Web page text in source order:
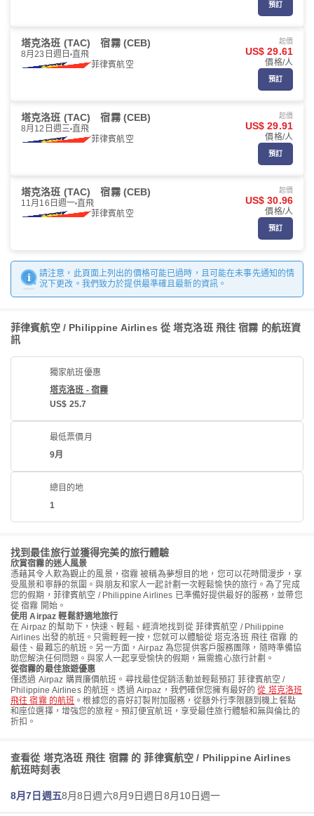
預訂
塔克洛班 (TAC) 宿霧 (CEB)
8月23日週日 直飛
菲律賓航空
起價
US$ 29.61
價格/人
預訂
塔克洛班 (TAC) 宿霧 (CEB)
8月12日週三 直飛
菲律賓航空
起價
US$ 29.91
價格/人
預訂
塔克洛班 (TAC) 宿霧 (CEB)
11月16日週一 直飛
菲律賓航空
起價
US$ 30.96
價格/人
預訂
請注意，此頁面上列出的價格可能已過時，且可能在未事先通知的情
況下更改。我們致力於提供最準確且最新的資訊。
菲律賓航空 / Philippine Airlines 從 塔克洛班 飛往 宿霧 的航班資
訊
獨家航班優惠
塔克洛班 - 宿霧
US$ 25.7
最低票價月
9月
總目的地
1
找到最佳旅行並獲得完美的旅行體驗
欣賞宿霧的迷人風景
憑藉其令人歎為觀止的風景，宿霧 被稱為夢想目的地，您可以花時間漫步，享
受風景和寧靜的氛圍。與朋友和家人一起計劃一次輕鬆愉快的旅行。為了完成
您的假期，菲律賓航空 / Philippine Airlines 已準備好提供最好的服務，並帶您
從 宿霧 開始。
使用 Airpaz 輕鬆舒適地旅行
在 Airpaz 的幫助下，快速、輕鬆、經濟地找到從 菲律賓航空 / Philippine
Airlines 出發的航班。只需輕輕一按，您就可以體驗從 塔克洛班 飛往 宿霧 的
最佳、最難忘的航班。另一方面，Airpaz 為您提供客戶服務團隊，隨時準備協
助您解決任何問題。與家人一起享受愉快的假期，無需擔心旅行計劃。
從宿霧的最佳旅遊優惠
僅透過 Airpaz 購買廉價航班。尋找最佳促銷活動並輕鬆預訂 菲律賓航空 /
Philippine Airlines 的航班。透過 Airpaz，我們確保您擁有最好的從 塔克洛班
飛往 宿霧 的航班 。根據您的喜好訂製附加服務，從額外行李限額到機上餐點
和座位選擇，增強您的旅程。預訂便宜航班，享受最佳旅行體驗和無與倫比的
折扣。
查看從 塔克洛班 飛往 宿霧 的 菲律賓航空 / Philippine Airlines
航班時刻表
8月7日週五8月8日週六8月9日週日 8月10日週一